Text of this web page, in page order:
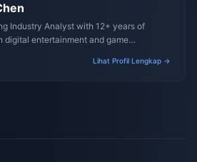
Industry Analyst with 12+ years of
digital entertainment and game
Lihat Profil Lengkap →